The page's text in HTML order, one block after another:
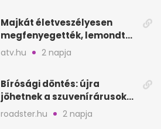
Majkát életveszélyesen
megfenyegették, lemondta
a sepsiszentgyörgyi
atv.hu 2 napja
Bírósági döntés: újra
jöhetnek a szuvenírárusok
Európa ikonikus helyére
roadster.hu 2 napja